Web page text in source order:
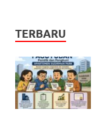
TERBARU